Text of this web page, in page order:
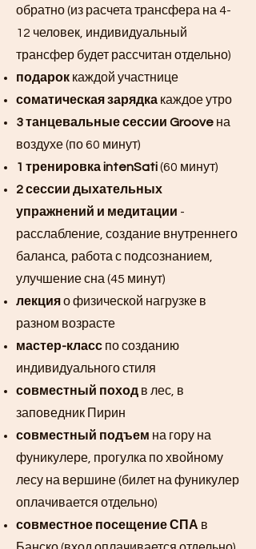
обратно (из расчета трансфера на 4-
12 человек, индивидуальный
трансфер будет рассчитан отдельно)
подарок каждой участнице
соматическая зарядка каждое утро
3 танцевальные сессии Groove на
воздухе (по 60 минут)
1 тренировка intenSati(60 минут)
2 сессии дыхательных
упражнений и медитации -
расслабление, создание внутреннего
баланса, работа с подсознанием,
улучшение сна (45 минут)
лекцияо физической нагрузке в
разном возрасте
мастер-класс по созданию
индивидуального стиля
совместный поход в лес, в
заповедник Пирин
совместный подъем на гору на
фуникулере, прогулка по хвойному
лесу на вершине (билет на фуникулер
оплачивается отдельно)
совместное посещение СПА в